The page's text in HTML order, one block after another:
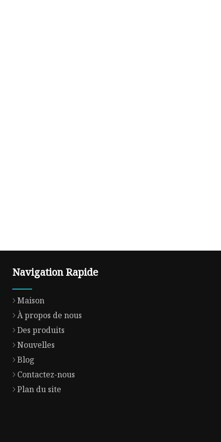
Navigation Rapide
Maison
À propos de nous
Des produits
Nouvelles
Blog
Contactez-nous
Plan du site